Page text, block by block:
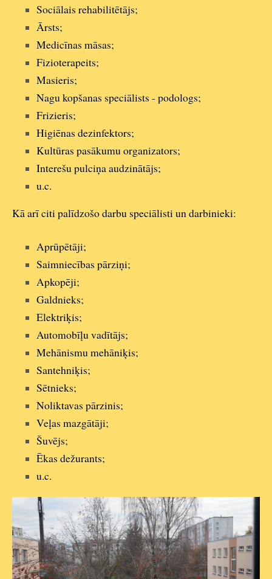
Sociālais rehabilitētājs;
Ārsts;
Medicīnas māsas;
Fizioterapeits;
Masieris;
Nagu kopšanas speciālists - podologs;
Frizieris;
Higiēnas dezinfektors;
Kultūras pasākumu organizators;
Interešu pulciņa audzinātājs;
u.c.
Kā arī citi palīdzošo darbu speciālisti un darbinieki:
Aprūpētāji;
Saimniecības pārziņi;
Apkopēji;
Galdnieks;
Elektriķis;
Automobīļu vadītājs;
Mehānismu mehāniķis;
Santehniķis;
Sētnieks;
Noliktavas pārzinis;
Veļas mazgātāji;
Šuvējs;
Ēkas dežurants;
u.c.